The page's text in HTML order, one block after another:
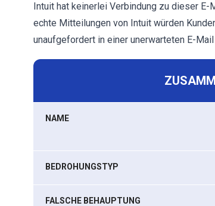
Intuit hat keinerlei Verbindung zu dieser
echte Mitteilungen von Intuit würden
unaufgefordert in einer unerwarteten E-
NAME
BEDROHUNGSTYP
FALSCHE BEHAUPTUNG